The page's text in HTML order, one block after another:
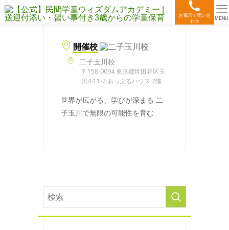
お電話で問い合
わせ
MENU
開催校
二子玉川校
〒158-0094 東京都世田谷区玉
川4-11-2 あっぷるハウス 2階
世界が広がる、学びが深まる 二
子玉川で無限の可能性を育む